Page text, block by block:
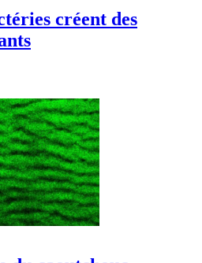
créent des